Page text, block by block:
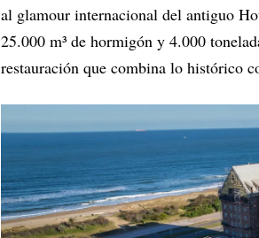
al glamour internacional del antiguo
25.000 m³ de hormigón y 4.000
restauración que combina lo histórico